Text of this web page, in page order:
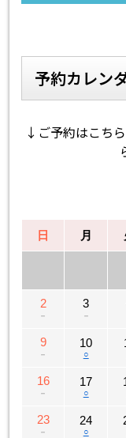
予約カレン
↓ご予約はこち
日 月
2
－
3
－
9
－
10
○
16
－
17
○
23
－
24
○